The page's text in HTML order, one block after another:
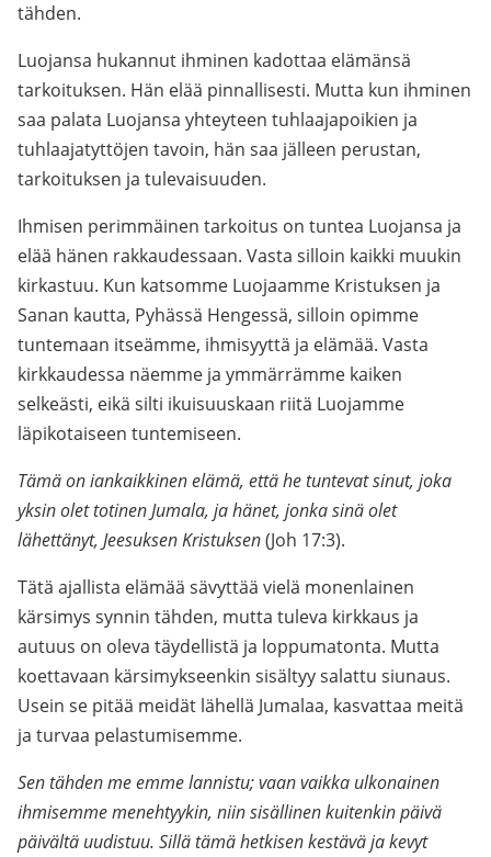
tähden.
Luojansa hukannut ihminen kadottaa elämänsä
tarkoituksen. Hän elää pinnallisesti. Mutta kun ihminen
saa palata Luojansa yhteyteen tuhlaajapoikien ja
tuhlaajatyttöjen tavoin, hän saa jälleen perustan,
tarkoituksen ja tulevaisuuden.
Ihmisen perimmäinen tarkoitus on tuntea Luojansa ja
elää hänen rakkaudessaan. Vasta silloin kaikki muukin
kirkastuu. Kun katsomme Luojaamme Kristuksen ja
Sanan kautta, Pyhässä Hengessä, silloin opimme
tuntemaan itseämme, ihmisyyttä ja elämää. Vasta
kirkkaudessa näemme ja ymmärrämme kaiken
selkeästi, eikä silti ikuisuuskaan riitä Luojamme
läpikotaiseen tuntemiseen.
Tämä on iankaikkinen elämä, että he tuntevat sinut, joka
yksin olet totinen Jumala, ja hänet, jonka sinä olet
lähettänyt, Jeesuksen Kristuksen(Joh 17:3).
Tätä ajallista elämää sävyttää vielä monenlainen
kärsimys synnin tähden, mutta tuleva kirkkaus ja
autuus on oleva täydellistä ja loppumatonta. Mutta
koettavaan kärsimykseenkin sisältyy salattu siunaus.
Usein se pitää meidät lähellä Jumalaa, kasvattaa meitä
ja turvaa pelastumisemme.
Sen tähden me emme lannistu; vaan vaikka ulkonainen
ihmisemme menehtyykin, niin sisällinen kuitenkin päivä
päivältä uudistuu. Sillä tämä hetkisen kestävä ja kevyt